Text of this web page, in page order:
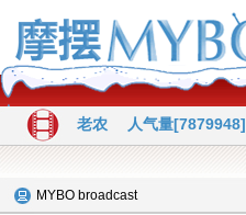
老农 人气量[7879948]
MYBO broadcast